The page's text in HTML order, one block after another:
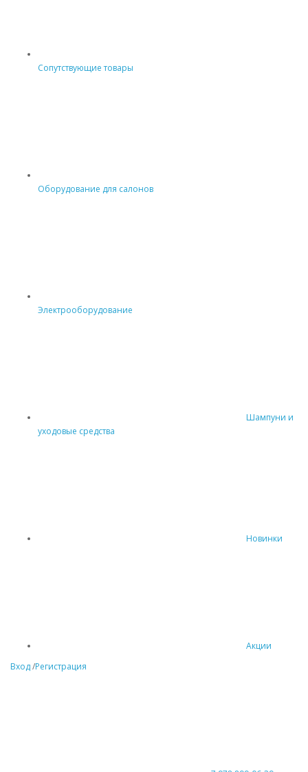
Сопутствующие товары
Оборудование для салонов
Электрооборудование
Шампуни и
уходовые средства
Новинки
Акции
Вход/Регистрация